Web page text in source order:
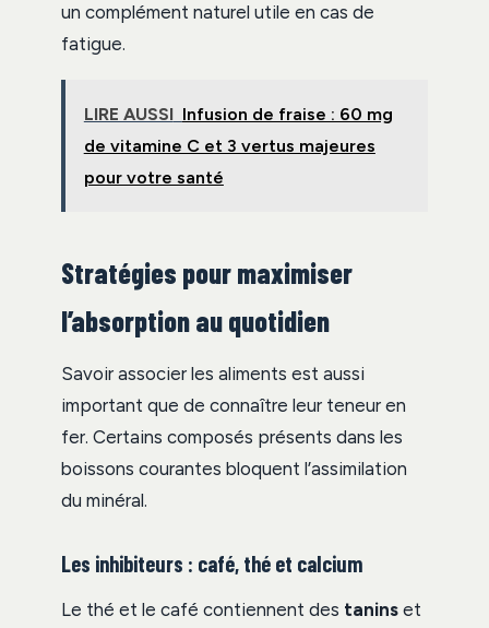
un complément naturel utile en cas de
fatigue.
LIRE AUSSI Infusion de fraise : 60 mg
de vitamine C et 3 vertus majeures
pour votre santé
Stratégies pour maximiser
l’absorption au quotidien
Savoir associer les aliments est aussi
important que de connaître leur teneur en
fer. Certains composés présents dans les
boissons courantes bloquent l’assimilation
du minéral.
Les inhibiteurs : café, thé et calcium
Le thé et le café contiennent des tanins et